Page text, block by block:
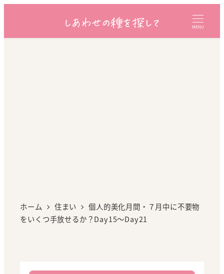
MENU
ホーム 住まい
個人的美化月間・７月中に不要物
をいくつ手放せるか？Day15～Day21